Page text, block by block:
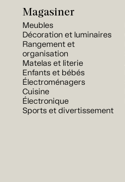
Magasiner
Meubles
Décoration et luminaires
Rangement et
organisation
Matelas et literie
Enfants et bébés
Électroménagers
Cuisine
Électronique
Sports et divertissement